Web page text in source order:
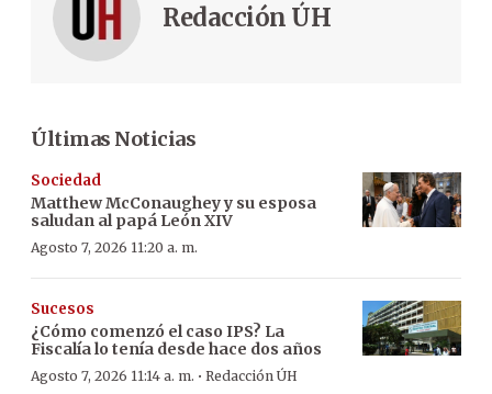
Redacción ÚH
Últimas Noticias
Sociedad
Matthew McConaughey y su esposa
saludan al papá León XIV
Agosto 7, 2026 11:20 a. m.
Sucesos
¿Cómo comenzó el caso IPS? La
Fiscalía lo tenía desde hace dos años
Agosto 7, 2026 11:14 a. m. · Redacción ÚH